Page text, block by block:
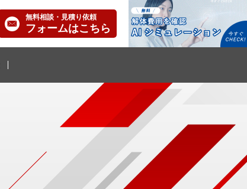
無料相談・見積り依頼
フォームはこちら